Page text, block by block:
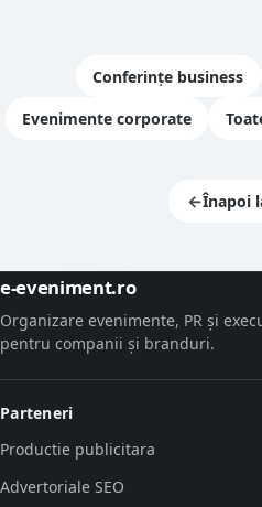
Conferințe business
Evenimente corporate
←Înapoi
e-eveniment.ro
Organizare evenimente, PR și
pentru companii și branduri.
Parteneri
Productie publicitara
Advertoriale SEO